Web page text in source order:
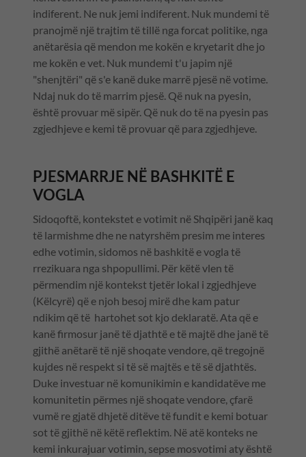
indiferent. Ne nuk jemi indiferent. Nuk mundemi të
pranojmë një trajtim të tillë nga forcat politike, nga
anëtarësia që mendon me kokën e kryetarit dhe jo
me kokën e vet. Nuk mundemi t'u japim një
"shenjtëri" që s'e kanë duke marrë pjesë në votime.
Ndaj nuk do të marrim pjesë. Që nuk na pyesin,
është provuar më sipër. Që nuk do të na pyesin pas
zgjedhjeve e kemi të provuar që para zgjedhjeve.
PJESMARRJE NË BASHKITË E
VOGLA
Sidoqoftë, kontekstet e votimit në Shqipëri janë kaq
të larmishme dhe ne natyrshëm presim me interes
edhe votimin, sidomos në bashkitë e vogla të
rrezikuara nga shpopullimi. Për këtë vlen të
përmendim një kontekst tjetër lokal i zgjedhjeve
(Këlcyrë) që e njoh besoj mirë dhe kam patur
ndikim që të hartohet sot kjo deklaratë. Ata që e
kanë firmosur janë të djathtë e të majtë dhe janë të
gjithë anëtarë të një shoqate vendore, që tregojnë
kujdes në respekt si të së majtës e të së djathtës.
Duke investuar në komunikimin e kandidatëve me
komunitetin përmes një shoqate vendore, çfarë
vumë re gjatë dhjetë ditëve të fundit e kemi botuar
sot të gjithë në këtë reflektim. Në atë konteks ne
kemi inkurajuar votimin, sepse mosvotimi aty është